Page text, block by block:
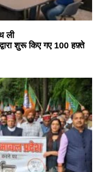
ली
शुरू किए गए 100 हफ़्ते